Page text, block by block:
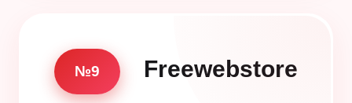
№9 Freewebstore